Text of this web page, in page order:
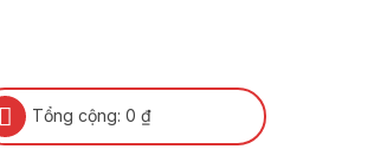
Tổng cộng: 0 ₫